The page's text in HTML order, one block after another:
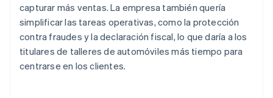
capturar más ventas. La empresa también quería
simplificar las tareas operativas, como la protección
contra fraudes y la declaración fiscal, lo que daría a los
titulares de talleres de automóviles más tiempo para
centrarse en los clientes.